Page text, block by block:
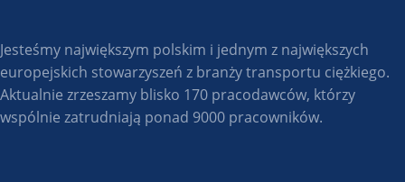
Jesteśmy największym polskim i jednym z największych
europejskich stowarzyszeń z branży transportu ciężkiego.
Aktualnie zrzeszamy blisko 170 pracodawców, którzy
wspólnie zatrudniają ponad 9000 pracowników.